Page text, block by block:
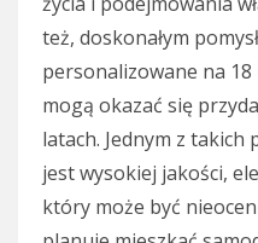
też, doskonałym
personalizowane na
mogą okazać się
latach. Jednym z
jest wysokiej jakości,
który może być